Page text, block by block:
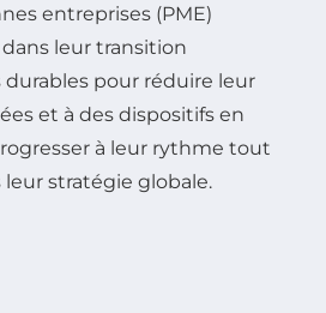
entreprises (PME)
dans leur transition
pour réduire leur
et à des dispositifs en
à leur rythme tout
stratégie globale.